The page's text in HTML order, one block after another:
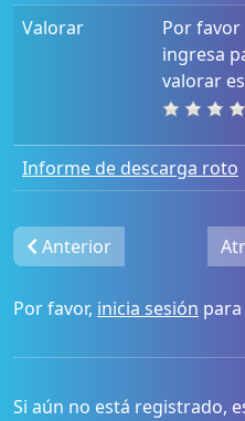
Valorar
Por favor
ingresa
valorar
Informe de descarga roto
Anterior
Por favor, inicia sesión
Si aún no está registrado,